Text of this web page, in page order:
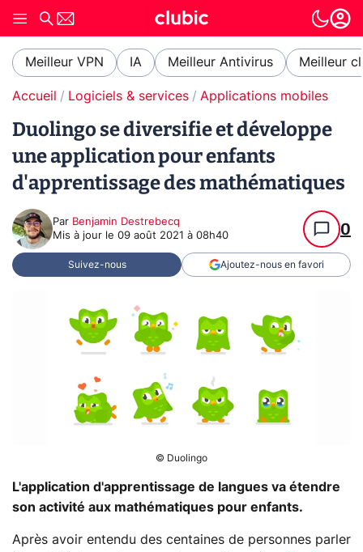
Meilleur VPN IA Meilleur Antivirus Meilleur
Accueil Logiciels & services Applications mobiles
Duolingo se diversifie et développe
une application pour enfants
d'apprentissage des mathématiques
Par Benjamin Destrebecq
Mis à jour le 09 août 2021 à 08h40 0
Suivez-nous Ajoutez-nous en favori
© Duolingo
L'application d'apprentissage de langues va étendre
son activité aux mathématiques pour enfants.
Après avoir entendu des centaines de personnes parler